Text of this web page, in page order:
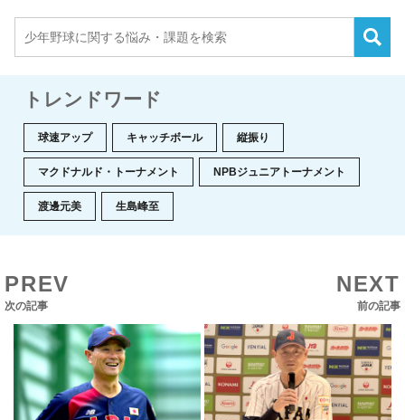
トレンドワード
球速アップ キャッチボール 縦振り
マクドナルド・トーナメント NPBジュニアトーナメント
渡邊元美 生島峰至
PREV
次の記事
NEXT
前の記事